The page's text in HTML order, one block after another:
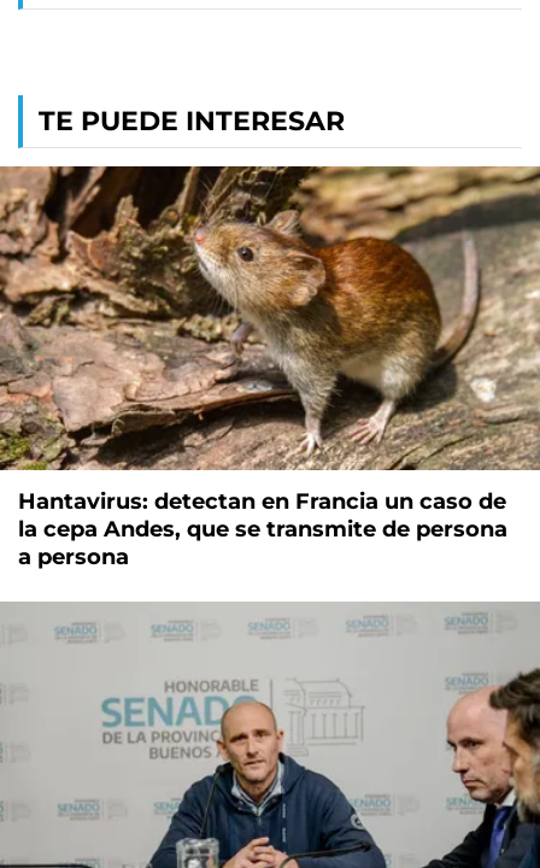
TE PUEDE INTERESAR
Hantavirus: detectan en Francia un caso de
la cepa Andes, que se transmite de persona
a persona